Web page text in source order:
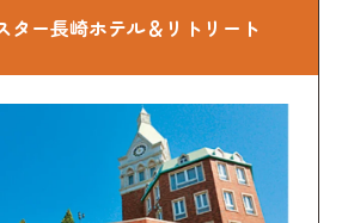
ター長崎ホテル＆リトリート